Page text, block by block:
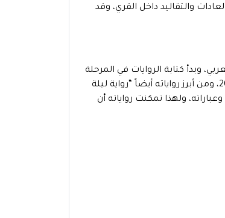
والتقاليد داخل القري، وقد
وبدأ كتابة الروايات في المرحلة
الجامعية، وكتب الكثير من الروايات وكانت أولها “رواية مرايا الوهم” التي كتبها عام 2006، ومن أبرز رواياته أيضاً “رواية ليلة
ولهذا تمكنت رواياته أن